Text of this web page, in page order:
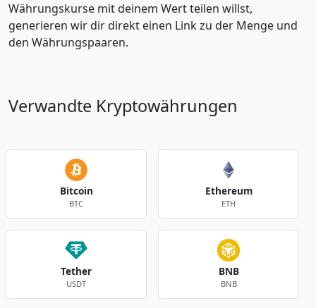
Währungskurse mit deinem Wert teilen willst,
generieren wir dir direkt einen Link zu der Menge und
den Währungspaaren.
Verwandte Kryptowährungen
Bitcoin
BTC
Ethereum
ETH
Tether
USDT
BNB
BNB